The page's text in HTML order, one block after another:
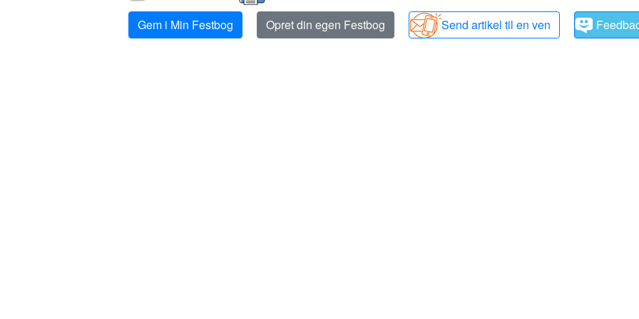
Gem i Min Festbog Opret din egen Festbog Send artikel til en ven